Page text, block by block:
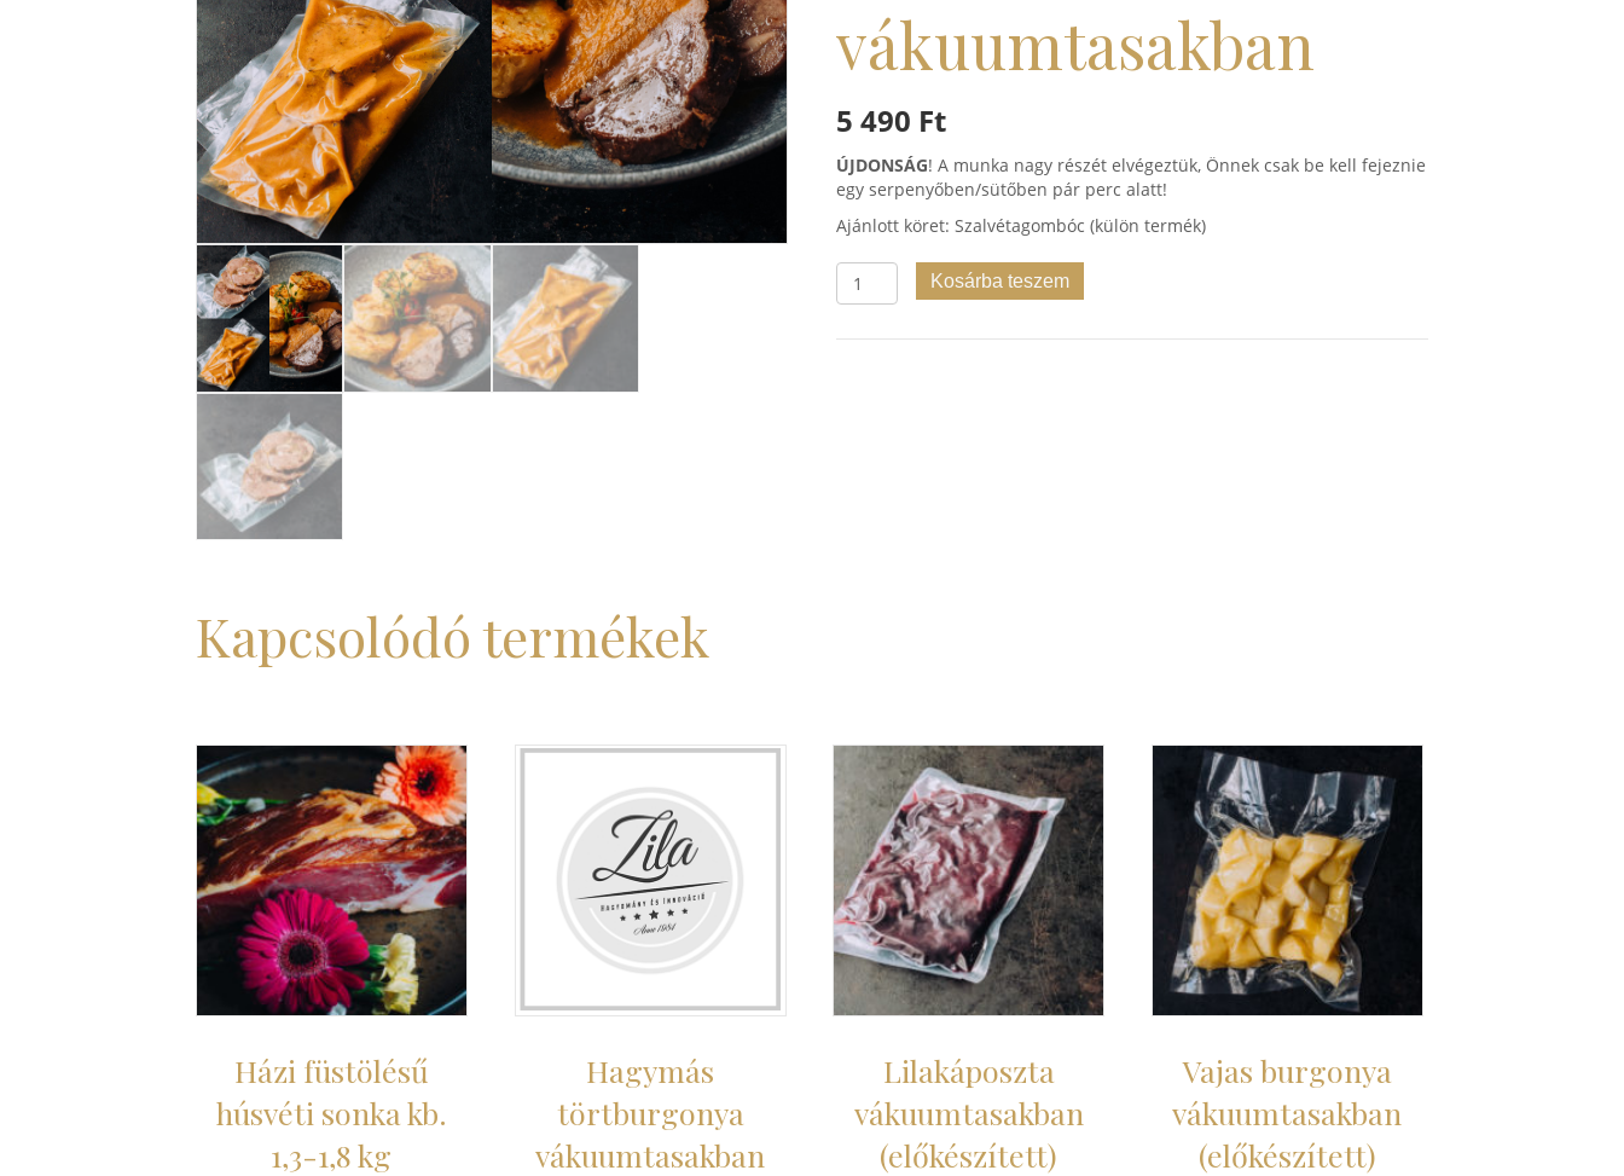
vákuumtasakban
5 490 Ft
ÚJDONSÁG! A munka nagy részét elvégeztük, Önnek csak be kell fejeznie
egy serpenyőben/sütőben pár perc alatt!
Ajánlott köret: Szalvétagombóc (külön termék)
Fehérboros
zöldségekkel
báránylapocka
Kosárba teszem
Kapcsolódó termékek
Házi füstölésű
húsvéti sonka kb.
1,3-1,8 kg
Hagymás
törtburgonya
vákuumtasakban
Lilakáposzta
vákuumtasakban
(előkészített)
Vajas burgonya
vákuumtasakban
(előkészített)